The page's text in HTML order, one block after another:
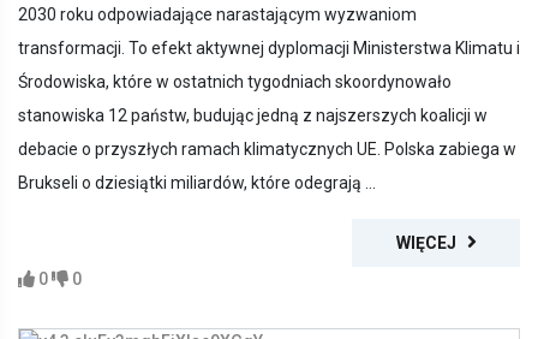
2030 roku odpowiadające narastającym wyzwaniom
transformacji. To efekt aktywnej dyplomacji Ministerstwa Klimatu i
Środowiska, które w ostatnich tygodniach skoordynowało
stanowiska 12 państw, budując jedną z najszerszych koalicji w
debacie o przyszłych ramach klimatycznych UE. Polska zabiega w
Brukseli o dziesiątki miliardów, które odegrają ...
WIĘCEJ
0
0